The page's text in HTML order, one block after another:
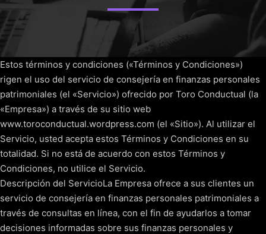
Estos términos y condiciones («Términos y Condiciones»)
rigen el uso del servicio de consejería en finanzas personales
patrimoniales (el «Servicio») ofrecido por Toro Conductual (la
«Empresa») a través de su sitio web
www.toroconductual.wordpress.com (el «Sitio»). Al utilizar el
Servicio, usted acepta estos Términos y Condiciones en su
totalidad. Si no está de acuerdo con estos Términos y
Condiciones, no utilice el Servicio.
Descripción del ServicioLa Empresa ofrece a sus clientes un
servicio de consejería en finanzas personales patrimoniales a
través de consultas en línea, con el fin de ayudarlos a tomar
decisiones informadas sobre sus finanzas personales y